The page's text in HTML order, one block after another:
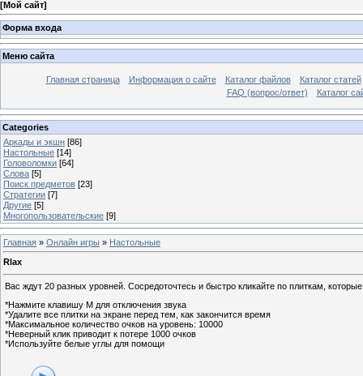
[Мой сайт]
Форма входа
Меню сайта
Главная страница Информация о сайте Каталог файлов
Каталог статей
FAQ (вопрос/ответ)
Каталог
Categories
Аркады и экшн [86]
Настольные [14]
Головоломки [64]
Слова [5]
Поиск предметов [23]
Стратегии [7]
Другие [5]
Многопользовательские [9]
Главная » Онлайн игры » Настольные
Rlax
Вас ждут 20 разных уровней. Сосредоточтесь и быстро кликайте по плиткам,
*Нажмите клавишу M для отключения звука
*Удалите все плитки на экране перед тем, как закончится время
*Максимальное количество очков на уровень: 10000
*Неверный клик приводит к потере 1000 очков
*Используйте белые углы для помощи